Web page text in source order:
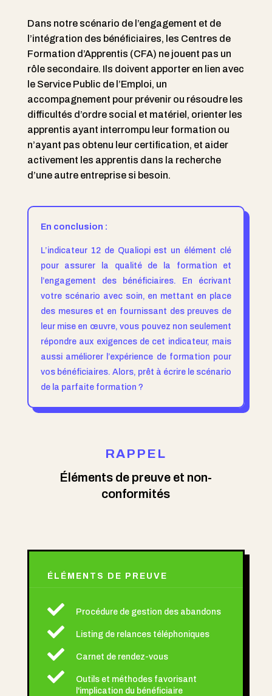
Dans notre scénario de l’engagement et de
l’intégration des bénéficiaires, les Centres de
Formation d’Apprentis (CFA) ne jouent pas un
rôle secondaire. Ils doivent apporter en lien avec
le Service Public de l’Emploi, un
accompagnement pour prévenir ou résoudre les
difficultés d’ordre social et matériel, orienter les
apprentis ayant interrompu leur formation ou
n’ayant pas obtenu leur certification, et aider
activement les apprentis dans la recherche
d’une autre entreprise si besoin.
En conclusion :
L’indicateur 12 de Qualiopi est un élément clé
pour assurer la qualité de la formation et
l’engagement des bénéficiaires. En écrivant
votre scénario avec soin, en mettant en place
des mesures et en fournissant des preuves de
leur mise en œuvre, vous pouvez non seulement
répondre aux exigences de cet indicateur, mais
aussi améliorer l’expérience de formation pour
vos bénéficiaires. Alors, prêt à écrire le scénario
de la parfaite formation ?
RAPPEL
Éléments de preuve et non-
conformités
ÉLÉMENTS DE PREUVE
 Procédure de gestion des abandons
 Listing de relances téléphoniques
 Carnet de rendez-vous

Outils et méthodes favorisant
l'implication du bénéficiaire